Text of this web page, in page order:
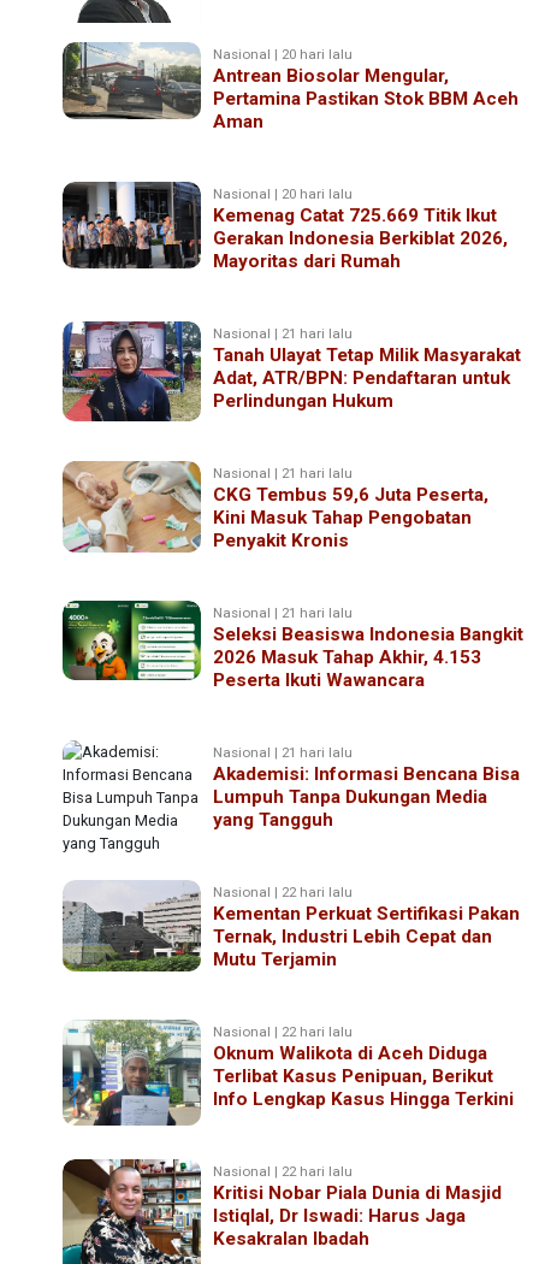
Nasional | 20 hari lalu
Antrean Biosolar Mengular,
Pertamina Pastikan Stok BBM Aceh
Aman
Nasional | 20 hari lalu
Kemenag Catat 725.669 Titik Ikut
Gerakan Indonesia Berkiblat 2026,
Mayoritas dari Rumah
Nasional | 21 hari lalu
Tanah Ulayat Tetap Milik Masyarakat
Adat, ATR/BPN: Pendaftaran untuk
Perlindungan Hukum
Nasional | 21 hari lalu
CKG Tembus 59,6 Juta Peserta,
Kini Masuk Tahap Pengobatan
Penyakit Kronis
Nasional | 21 hari lalu
Seleksi Beasiswa Indonesia Bangkit
2026 Masuk Tahap Akhir, 4.153
Peserta Ikuti Wawancara
Nasional | 21 hari lalu
Akademisi: Informasi Bencana Bisa
Lumpuh Tanpa Dukungan Media
yang Tangguh
Nasional | 22 hari lalu
Kementan Perkuat Sertifikasi Pakan
Ternak, Industri Lebih Cepat dan
Mutu Terjamin
Nasional | 22 hari lalu
Oknum Walikota di Aceh Diduga
Terlibat Kasus Penipuan, Berikut
Info Lengkap Kasus Hingga Terkini
Nasional | 22 hari lalu
Kritisi Nobar Piala Dunia di Masjid
Istiqlal, Dr Iswadi: Harus Jaga
Kesakralan Ibadah